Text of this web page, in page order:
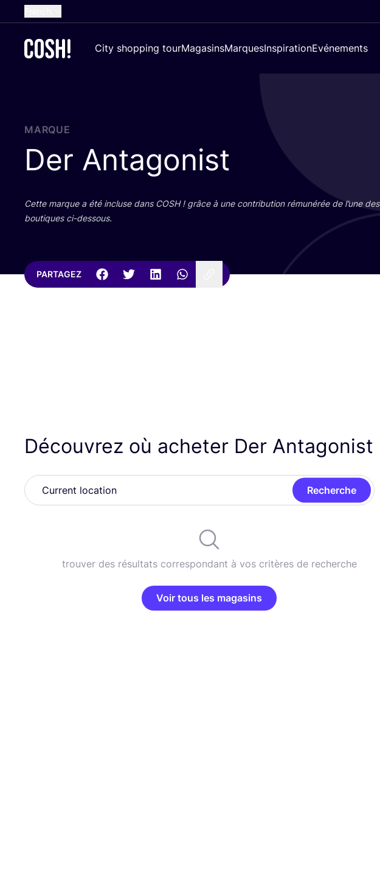
Dutch
Croatian
City shopping tourMagasinsMarquesInspirationEvénements
MARQUE
Der Antagonist
Cette marque a été incluse dans COSH! grâce à une contri­bu­tion rému­né­rée de l’une des
bou­tiques ci-dessous.
PARTAGEZ
Découvrez où acheter Der Antagonist
Recherche
trouver des résultats correspondant à vos critères de recherche
Voir tous les magasins